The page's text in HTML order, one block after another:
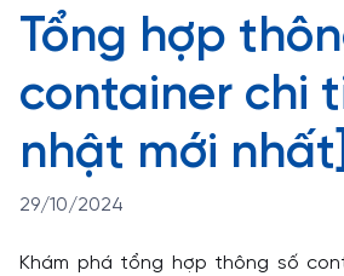
Tổng hợp
container chi
nhật mới nhất]
29/10/2024
Khám phá tổng hợp thông số